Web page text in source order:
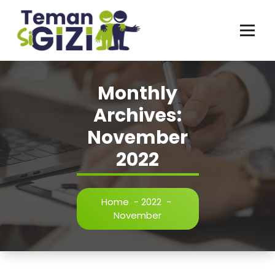
content
Monthly
Archives:
November
2022
Home - 2022 -
November